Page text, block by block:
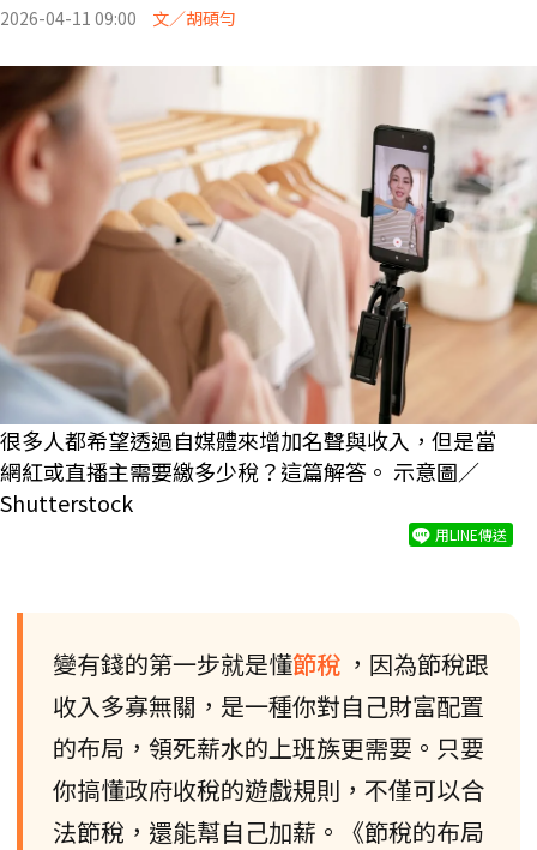
2026-04-11 09:00 文／胡碩勻
很多人都希望透過自媒體來增加名聲與收入，但是當
網紅或直播主需要繳多少稅？這篇解答。 示意圖／
Shutterstock
用LINE傳送
變有錢的第一步就是懂節稅 ，因為節稅跟
收入多寡無關，是一種你對自己財富配置
的布局，領死薪水的上班族更需要。只要
你搞懂政府收稅的遊戲規則，不僅可以合
法節稅，還能幫自己加薪。《節稅的布局